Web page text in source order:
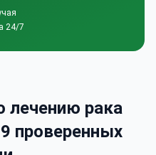
24/7
лечению рака
проверенных